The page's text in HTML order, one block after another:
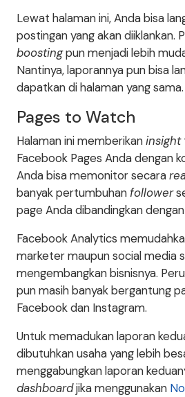
Lewat halaman ini, Anda bisa
postingan yang akan diiklankan.
boostingpun menjadi lebih
Nantinya, laporannya pun bisa
dapatkan di halaman yang sama.
Pages to Watch
Halaman ini memberikaninsight
Facebook Pages Anda dengan
Anda bisa memonitor secara
banyak pertumbuhan follower
page Anda dibandingkan
Facebook Analytics
marketer maupun social media
mengembangkan bisnisnya.
pun masih banyak bergantung
Facebook dan Instagram.
Untuk memadukan laporan
dibutuhkan usaha yang lebih
menggabungkan laporan
dashboardjika menggunakan